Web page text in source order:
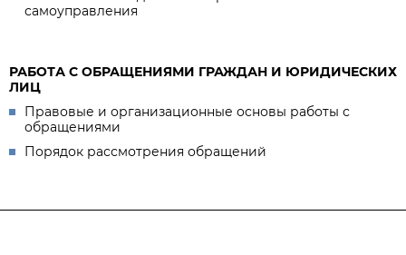
самоуправления
РАБОТА С ОБРАЩЕНИЯМИ ГРАЖДАН И ЮРИДИЧЕСКИХ
ЛИЦ
Правовые и организационные основы работы с
обращениями
Порядок рассмотрения обращений